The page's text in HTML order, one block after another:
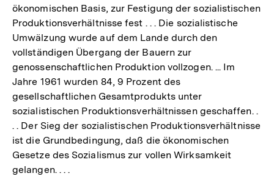
ökonomischen Basis, zur Festigung der sozialistischen
Produktionsverhältnisse fest . . . Die sozialistische
Umwälzung wurde auf dem Lande durch den
vollständigen Übergang der Bauern zur
genossenschaftlichen Produktion vollzogen. ... Im
Jahre 1961 wurden 84, 9 Prozent des
gesellschaftlichen Gesamtprodukts unter
sozialistischen Produktionsverhältnissen geschaffen. .
. . Der Sieg der sozialistischen Produktionsverhältnisse
ist die Grundbedingung, daß die ökonomischen
Gesetze des Sozialismus zur vollen Wirksamkeit
gelangen. . . .